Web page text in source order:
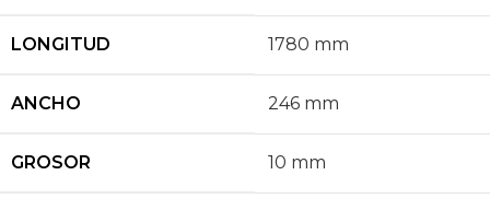
LONGITUD 1780 mm
ANCHO 246 mm
GROSOR 10 mm